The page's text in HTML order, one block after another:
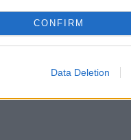
CONFIRM
Data Deletion